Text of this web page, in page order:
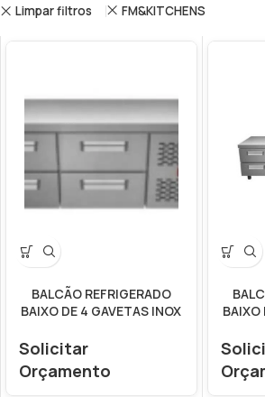
Limpar filtros FM&KITCHENS
BALCÃO REFRIGERADO
BAIXO DE 4 GAVETAS INOX
Solicitar
Orçamento
BAIXO